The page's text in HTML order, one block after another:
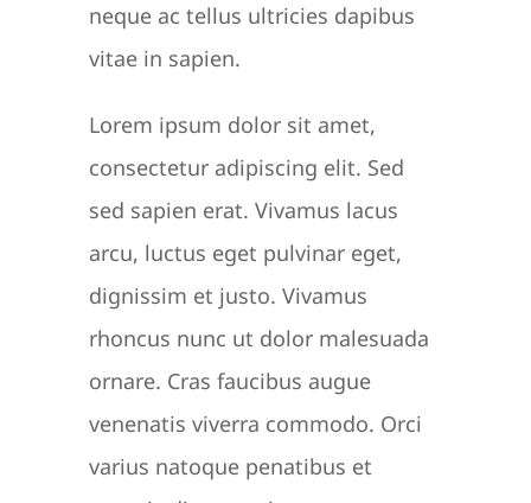
neque ac tellus ultricies dapibus
vitae in sapien.
Lorem ipsum dolor sit amet,
consectetur adipiscing elit. Sed
sed sapien erat. Vivamus lacus
arcu, luctus eget pulvinar eget,
dignissim et justo. Vivamus
rhoncus nunc ut dolor malesuada
ornare. Cras faucibus augue
venenatis viverra commodo. Orci
varius natoque penatibus et